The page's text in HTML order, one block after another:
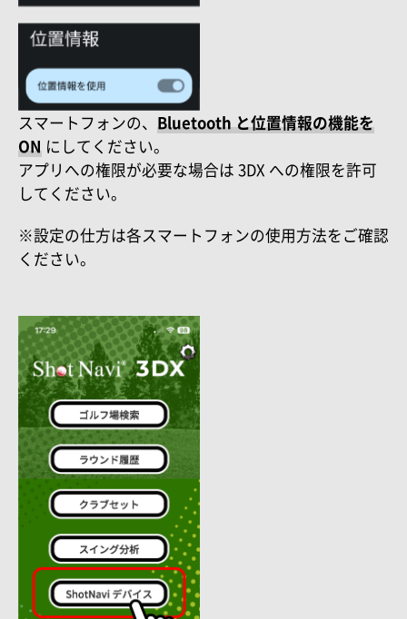
スマートフォンの、 Bluetooth と位置情報の機能を
ON にしてください。
アプリへの権限が必要な場合は 3DX への権限を許可
してください。
※設定の仕方は各スマートフォンの使用方法をご確認
ください。